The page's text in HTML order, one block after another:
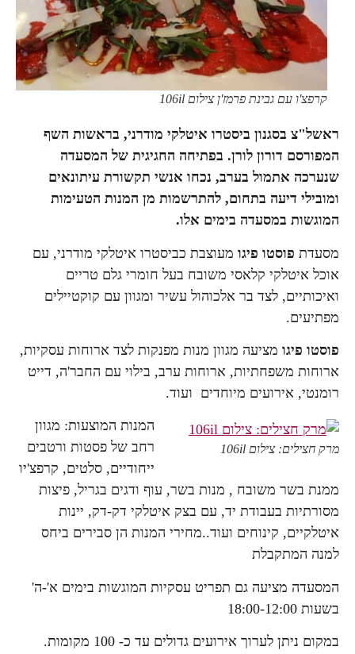
קרפצ'ו עם גבינת פרמז'ן צילום 106il
ראשל"צ בסגנון ביסטרו איטלקי מודרני, בראשות השף
המפורסם דורון לורן. בפתיחה החגיגית של המסעדה
שנערכה אתמול בערב, נכחו אנשי תקשורת עיתונאים
ומובילי דיעה בתחום, להתרשמות מן המנות הטעימות
המוגשות במסעדה בימים אלו.
מסעדת פוסטו פיגו מעוצבת כביסטרו איטלקי מודרני, עם
אוכל איטלקי קלאסי משובח בעל חומרי גלם טריים
ואיכותיים, לצד בר אלכוהול עשיר ומגוון עם קוקטיילים
מפתיעים.
פוסטו פיגו מציעה מגוון מנות מפנקות לצד ארוחות עסקיות,
ארוחות משפחתיות, ארוחות ערב, בילוי עם החבר'ה, דייט
רומנטי, אירועים מיוחדים ועוד.
מרק חצילים: צילום 106il
המנות המוצעות: מגוון
רחב של פסטות ורטבים
ייחודיים, סלטים, קרפצ'יו
ממנת בשר משובח , מנות בשר, עוף ודגים בגריל, פיצות
מסורתיות בעבודת יד, עם בצק איטלקי דק-דק, יינות
איטלקיים, קינוחים ועוד..מחירי המנות הן סבירים ביחס
למנה המתקבלת
המסעדה מציעה גם תפריט עסקיות המוגשות בימים א'-ה'
בשעות 18:00-12:00
במקום ניתן לערוך אירועים גדולים עד כ- 100 מקומות.